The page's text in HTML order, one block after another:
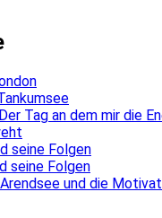
Tag an dem mir die
seine Folgen
seine Folgen
und die